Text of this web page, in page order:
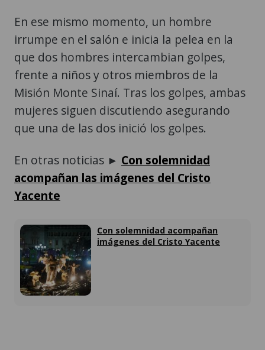
En ese mismo momento, un hombre
irrumpe en el salón e inicia la pelea en la
que dos hombres intercambian golpes,
frente a niños y otros miembros de la
Misión Monte Sinaí. Tras los golpes, ambas
mujeres siguen discutiendo asegurando
que una de las dos inició los golpes.
En otras noticias ► Con solemnidad
acompañan las imágenes del Cristo
Yacente
Con solemnidad acompañan
imágenes del Cristo Yacente